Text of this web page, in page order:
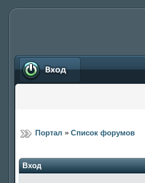
Вход
Портал » Список форумов
Вход